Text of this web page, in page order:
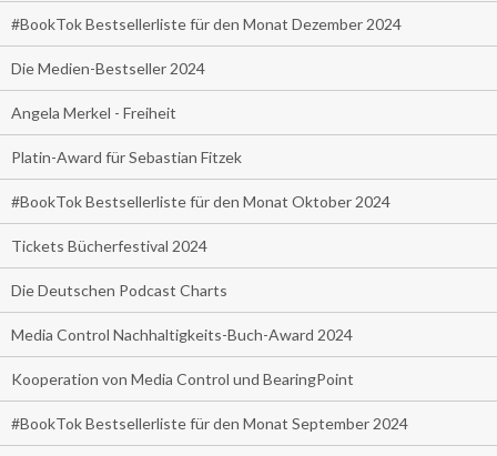
#BookTok Bestsellerliste für den Monat Dezember 2024
Die Medien-Bestseller 2024
Angela Merkel - Freiheit
Platin-Award für Sebastian Fitzek
#BookTok Bestsellerliste für den Monat Oktober 2024
Tickets Bücherfestival 2024
Die Deutschen Podcast Charts
Media Control Nachhaltigkeits-Buch-Award 2024
Kooperation von Media Control und BearingPoint
#BookTok Bestsellerliste für den Monat September 2024